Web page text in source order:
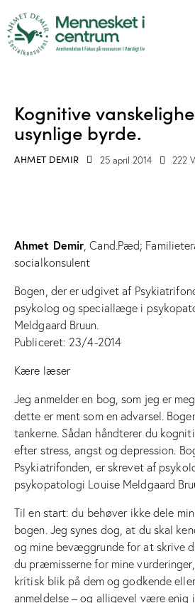
Kognitive
usynlige byrde.
AHMET DEMIR 25 april 2014 222
Ahmet Demir , Cand.Pæd;
socialkonsulent
Bogen, der er udgivet af
psykolog og speciallæge i
Meldgaard Bruun.
Publiceret: 23/4-2014
Kære læser
Jeg anmelder en bog, som jeg er
dette er ment som en advarsel.
tankerne. Sådan håndterer du
efter stress, angst og depression.
Psykiatrifonden, er skrevet af
psykopatologi Louise Meldgaard
Til en start: du behøver ikke dele
bogen. Jeg synes dog, at du skal
og mine bevæggrunde for at skrive
du præmisserne for mine
kritisk blik på dem og godkende
anmeldelse – og alligevel være enig